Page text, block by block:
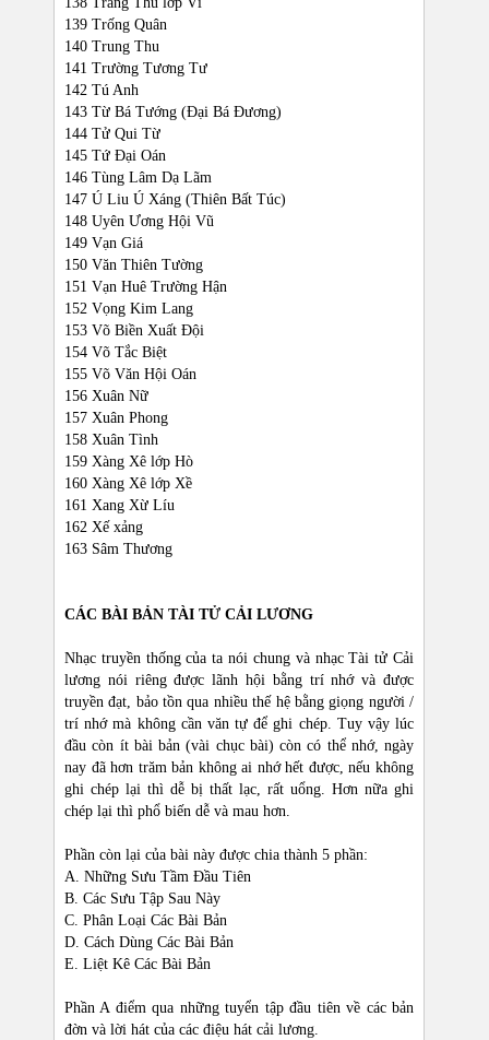
139 Trống Quân
140 Trung Thu
141 Trường Tương Tư
142 Tú Anh
143 Từ Bá Tướng (Đại Bá Đương)
144 Tử Qui Từ
145 Tứ Đại Oán
146 Tùng Lâm Dạ Lãm
147 Ú Liu Ú Xáng (Thiên Bất Túc)
148 Uyên Ương Hội Vũ
149 Vạn Giá
150 Văn Thiên Tường
151 Vạn Huê Trường Hận
152 Vọng Kim Lang
153 Võ Biền Xuất Đội
154 Võ Tắc Biệt
155 Võ Văn Hội Oán
156 Xuân Nữ
157 Xuân Phong
158 Xuân Tình
159 Xàng Xê lớp Hò
160 Xàng Xê lớp Xề
161 Xang Xừ Líu
162 Xế xảng
163 Sâm Thương
CÁC BÀI BẢN TÀI TỬ CẢI LƯƠNG
Nhạc truyền thống của ta nói chung và nhạc Tài tử Cải
lương nói riêng được lãnh hội bằng trí nhớ và được
truyền đạt, bảo tồn qua nhiều thế hệ bằng giọng người /
trí nhớ mà không cần văn tự để ghi chép. Tuy vậy lúc
đầu còn ít bài bản (vài chục bài) còn có thể nhớ, ngày
nay đã hơn trăm bản không ai nhớ hết được, nếu không
ghi chép lại thì dễ bị thất lạc, rất uổng. Hơn nữa ghi
chép lại thì phổ biến dễ và mau hơn.
Phần còn lại của bài này được chia thành 5 phần:
A. Những Sưu Tầm Đầu Tiên
B. Các Sưu Tập Sau Này
C. Phân Loại Các Bài Bản
D. Cách Dùng Các Bài Bản
E. Liệt Kê Các Bài Bản
Phần A điểm qua những tuyển tập đầu tiên về các bản
đờn và lời hát của các điệu hát cải lương.